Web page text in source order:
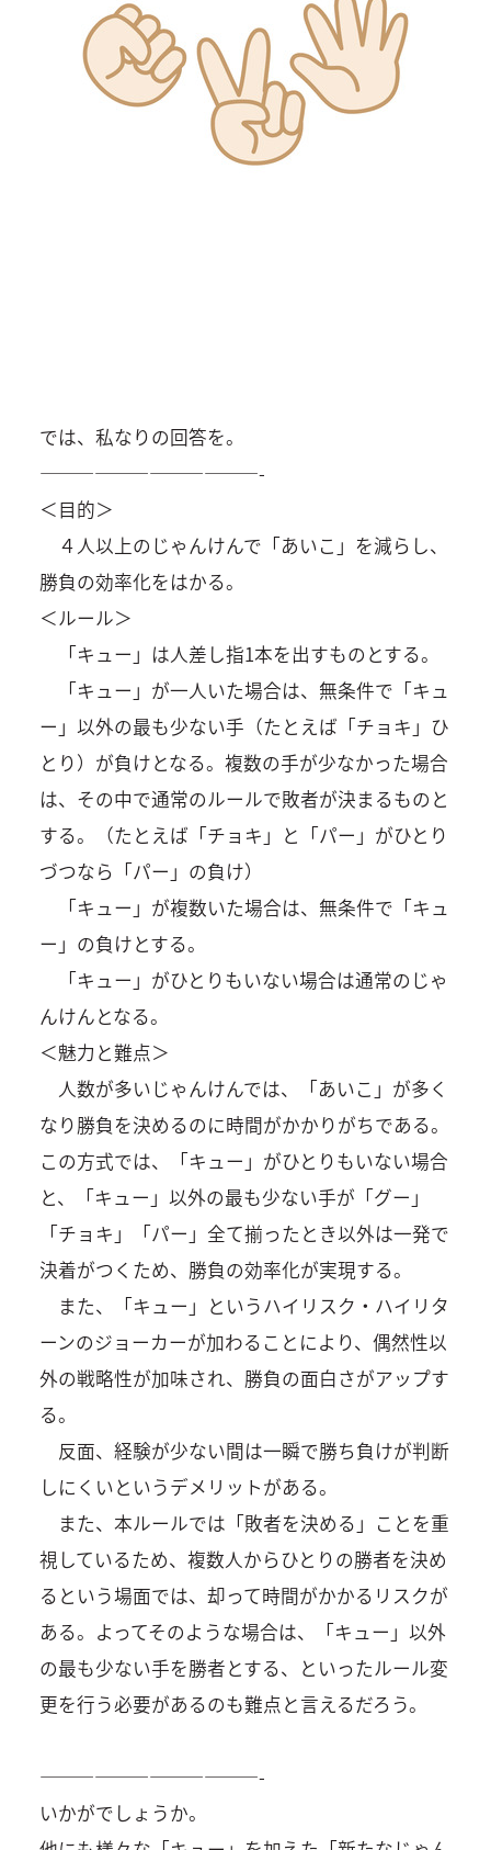
では、私なりの回答を。
————————————-
＜目的＞
４人以上のじゃんけんで「あいこ」を減らし、
勝負の効率化をはかる。
＜ルール＞
「キュー」は人差し指1本を出すものとする。
「キュー」が一人いた場合は、無条件で「キュ
ー」以外の最も少ない手（たとえば「チョキ」ひ
とり）が負けとなる。複数の手が少なかった場合
は、その中で通常のルールで敗者が決まるものと
する。（たとえば「チョキ」と「パー」がひとり
づつなら「パー」の負け）
「キュー」が複数いた場合は、無条件で「キュ
ー」の負けとする。
「キュー」がひとりもいない場合は通常のじゃ
んけんとなる。
＜魅力と難点＞
人数が多いじゃんけんでは、「あいこ」が多く
なり勝負を決めるのに時間がかかりがちである。
この方式では、「キュー」がひとりもいない場合
と、「キュー」以外の最も少ない手が「グー」
「チョキ」「パー」全て揃ったとき以外は一発で
決着がつくため、勝負の効率化が実現する。
また、「キュー」というハイリスク・ハイリタ
ーンのジョーカーが加わることにより、偶然性以
外の戦略性が加味され、勝負の面白さがアップす
る。
反面、経験が少ない間は一瞬で勝ち負けが判断
しにくいというデメリットがある。
また、本ルールでは「敗者を決める」ことを重
視しているため、複数人からひとりの勝者を決め
るという場面では、却って時間がかかるリスクが
ある。よってそのような場合は、「キュー」以外
の最も少ない手を勝者とする、といったルール変
更を行う必要があるのも難点と言えるだろう。
————————————-
いかがでしょうか。